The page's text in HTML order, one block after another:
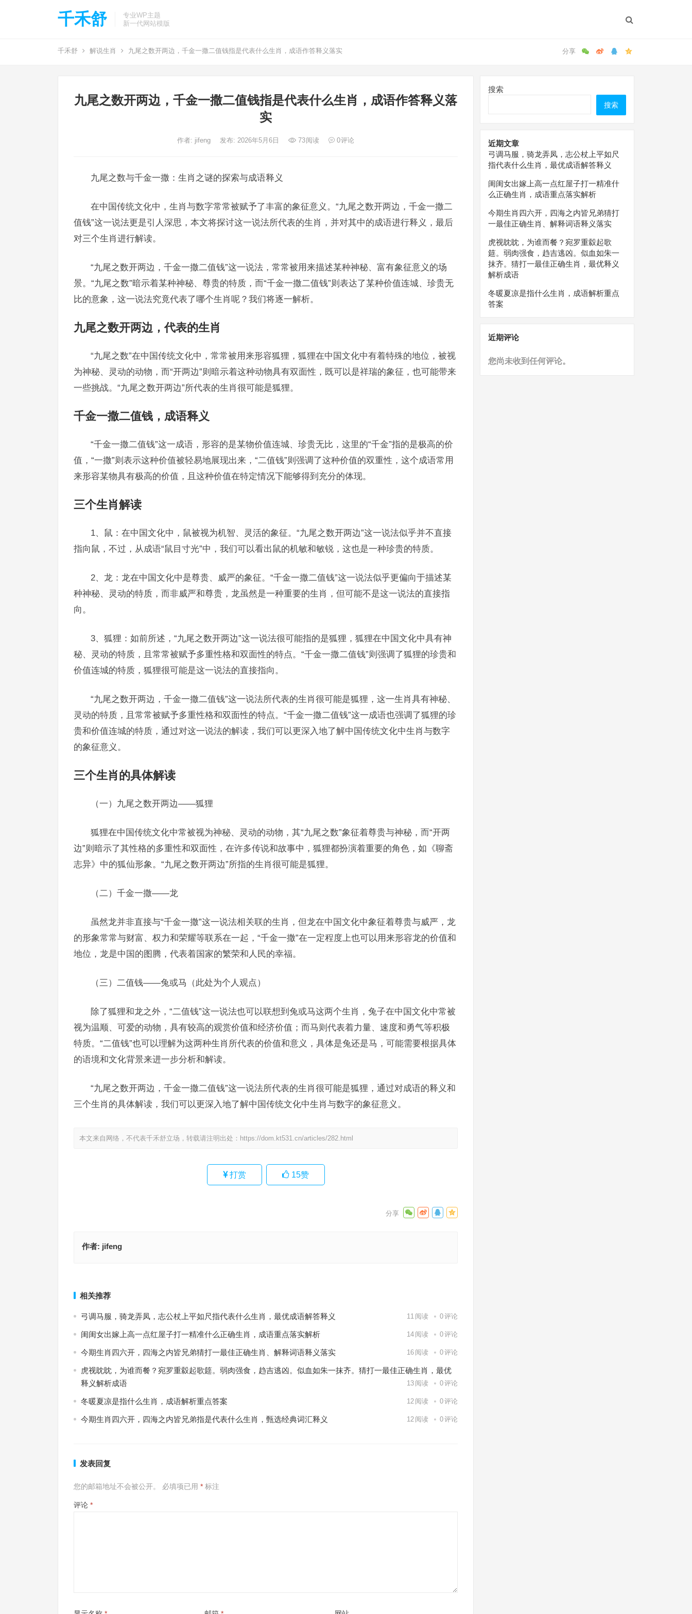
千禾舒
专业WP主题
新一代网站模版
千禾舒 解说生肖 九尾之数开两边，千金一撒二值钱指是代表什么生肖，成语作答释义落实
九尾之数开两边，千金一撒二值钱指是代表什么生肖，成语作答释义落
实
作者: jifeng 发布: 2026年5月6日 73阅读 0评论
九尾之数与千金一撒：生肖之谜的探索与成语释义
在中国传统文化中，生肖与数字常常被赋予了丰富的象征意义。“九尾之数开两边，千金一撒二
值钱”这一说法更是引人深思，本文将探讨这一说法所代表的生肖，并对其中的成语进行释义，最后
对三个生肖进行解读。
“九尾之数开两边，千金一撒二值钱”这一说法，常常被用来描述某种神秘、富有象征意义的场
景。“九尾之数”暗示着某种神秘、尊贵的特质，而“千金一撒二值钱”则表达了某种价值连城、珍贵无
比的意象，这一说法究竟代表了哪个生肖呢？我们将逐一解析。
九尾之数开两边，代表的生肖
“九尾之数”在中国传统文化中，常常被用来形容狐狸，狐狸在中国文化中有着特殊的地位，被视
为神秘、灵动的动物，而“开两边”则暗示着这种动物具有双面性，既可以是祥瑞的象征，也可能带来
一些挑战。“九尾之数开两边”所代表的生肖很可能是狐狸。
千金一撒二值钱，成语释义
“千金一撒二值钱”这一成语，形容的是某物价值连城、珍贵无比，这里的“千金”指的是极高的价
值，“一撒”则表示这种价值被轻易地展现出来，“二值钱”则强调了这种价值的双重性，这个成语常用
来形容某物具有极高的价值，且这种价值在特定情况下能够得到充分的体现。
三个生肖解读
1、鼠：在中国文化中，鼠被视为机智、灵活的象征。“九尾之数开两边”这一说法似乎并不直接
指向鼠，不过，从成语“鼠目寸光”中，我们可以看出鼠的机敏和敏锐，这也是一种珍贵的特质。
2、龙：龙在中国文化中是尊贵、威严的象征。“千金一撒二值钱”这一说法似乎更偏向于描述某
种神秘、灵动的特质，而非威严和尊贵，龙虽然是一种重要的生肖，但可能不是这一说法的直接指
向。
3、狐狸：如前所述，“九尾之数开两边”这一说法很可能指的是狐狸，狐狸在中国文化中具有神
秘、灵动的特质，且常常被赋予多重性格和双面性的特点。“千金一撒二值钱”则强调了狐狸的珍贵和
价值连城的特质，狐狸很可能是这一说法的直接指向。
“九尾之数开两边，千金一撒二值钱”这一说法所代表的生肖很可能是狐狸，这一生肖具有神秘、
灵动的特质，且常常被赋予多重性格和双面性的特点。“千金一撒二值钱”这一成语也强调了狐狸的珍
贵和价值连城的特质，通过对这一说法的解读，我们可以更深入地了解中国传统文化中生肖与数字
的象征意义。
三个生肖的具体解读
（一）九尾之数开两边——狐狸
狐狸在中国传统文化中常被视为神秘、灵动的动物，其“九尾之数”象征着尊贵与神秘，而“开两
边”则暗示了其性格的多重性和双面性，在许多传说和故事中，狐狸都扮演着重要的角色，如《聊斋
志异》中的狐仙形象。“九尾之数开两边”所指的生肖很可能是狐狸。
（二）千金一撒——龙
虽然龙并非直接与“千金一撒”这一说法相关联的生肖，但龙在中国文化中象征着尊贵与威严，龙
的形象常常与财富、权力和荣耀等联系在一起，“千金一撒”在一定程度上也可以用来形容龙的价值和
地位，龙是中国的图腾，代表着国家的繁荣和人民的幸福。
（三）二值钱——兔或马（此处为个人观点）
除了狐狸和龙之外，“二值钱”这一说法也可以联想到兔或马这两个生肖，兔子在中国文化中常被
视为温顺、可爱的动物，具有较高的观赏价值和经济价值；而马则代表着力量、速度和勇气等积极
特质。“二值钱”也可以理解为这两种生肖所代表的价值和意义，具体是兔还是马，可能需要根据具体
的语境和文化背景来进一步分析和解读。
“九尾之数开两边，千金一撒二值钱”这一说法所代表的生肖很可能是狐狸，通过对成语的释义和
三个生肖的具体解读，我们可以更深入地了解中国传统文化中生肖与数字的象征意义。
本文来自网络，不代表千禾舒立场，转载请注明出处： https://dom.kt531.cn/articles/282.html
打赏 15赞
作者: jifeng
相关推荐
弓调马服，骑龙弄凤，志公杖上平如尺指代表什么生肖，最优成语解答释义 11 阅读 0评论
闺闺女出嫁上高一点红屋子打一精准什么正确生肖，成语重点落实解析 14 阅读 0评论
今期生肖四六开，四海之内皆兄弟猜打一最佳正确生肖、解释词语释义落实 16 阅读 0评论
虎视眈眈，为谁而餐？宛罗重縠起歌筵。弱肉强食，趋吉逃凶。似血如朱一抹齐。猜打一最佳正确生肖，最优
释义解析成语
13 阅读 0评论
冬暖夏凉是指什么生肖，成语解析重点答案 12 阅读 0评论
今期生肖四六开，四海之内皆兄弟指是代表什么生肖，甄选经典词汇释义 12 阅读 0评论
发表回复
您的邮箱地址不会被公开。 必填项已用 * 标注
评论 *
搜索
搜索
近期文章
弓调马服，骑龙弄凤，志公杖上平如尺
指代表什么生肖，最优成语解答释义
闺闺女出嫁上高一点红屋子打一精准什
么正确生肖，成语重点落实解析
今期生肖四六开，四海之内皆兄弟猜打
一最佳正确生肖、解释词语释义落实
虎视眈眈，为谁而餐？宛罗重縠起歌
筵。弱肉强食，趋吉逃凶。似血如朱一
抹齐。猜打一最佳正确生肖，最优释义
解析成语
冬暖夏凉是指什么生肖，成语解析重点
答案
近期评论
您尚未收到任何评论。